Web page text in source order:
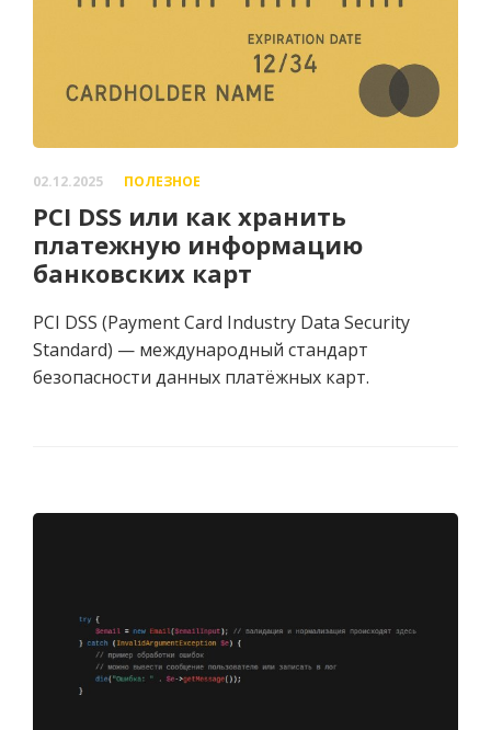
02.12.2025 ПОЛЕЗНОЕ
PCI DSS или как хранить
платежную информацию
банковских карт
PCI DSS (Payment Card Industry Data Security
Standard) — международный стандарт
безопасности данных платёжных карт.